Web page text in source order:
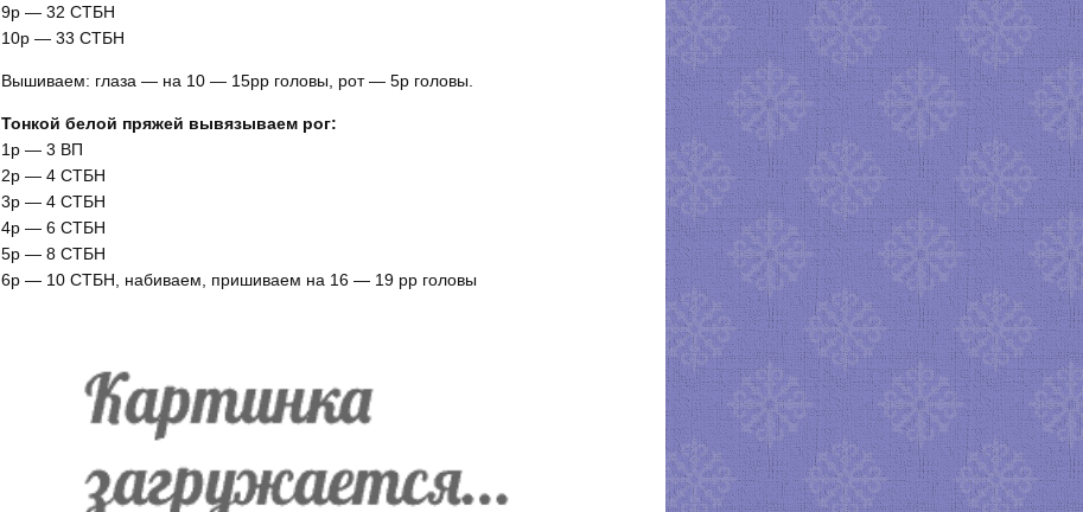
9р — 32 СТБН
10р — 33 СТБН
Вышиваем: глаза — на 10 — 15рр головы, рот — 5р головы.
Тонкой белой пряжей вывязываем рог:
1р — 3 ВП
2р — 4 СТБН
3р — 4 СТБН
4р — 6 СТБН
5р — 8 СТБН
6р — 10 СТБН, набиваем, пришиваем на 16 — 19 рр головы